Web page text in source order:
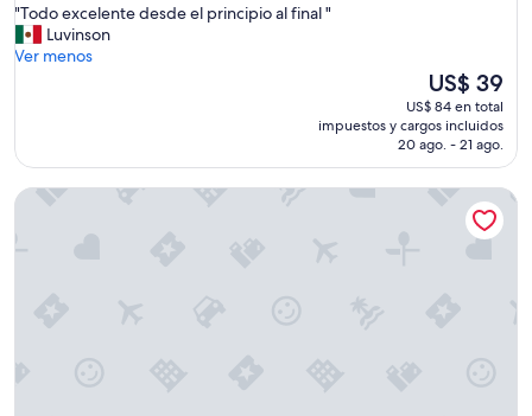
10,
Bueno,
(13.337
"
T
o
c
l
"Todo excelente desde el principio al final "
Luvinson
Ver menos
El
precio
actual
es
de
US$ 39
US$ 39
US$ 84 en total
impuestos y cargos incluidos
20 ago. - 21 ago.
Harrah’s Las Vegas – A Caesars Rewards Destination